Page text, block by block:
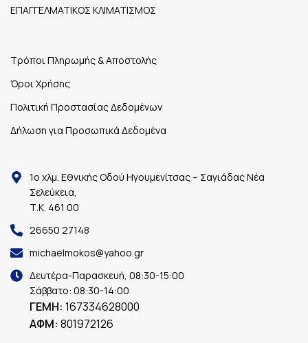
ΕΠΑΓΓΕΛΜΑΤΙΚΟΣ ΚΛΙΜΑΤΙΣΜΟΣ
Τρόποι Πληρωμής & Αποστολής
Όροι Χρήσης
Πολιτική Προστασίας Δεδομένων
Δήλωση για Προσωπικά Δεδομένα
1ο χλμ. Εθνικής Οδού Ηγουμενίτσας – Σαγιάδας Νέα
Σελεύκεια,
Τ.Κ. 461 00
26650 27148
michaelmokos@yahoo.gr
Δευτέρα-Παρασκευή, 08:30-15:00
Σάββατο: 08:30-14:00
ΓΕΜΗ: 167334628000
ΑΦΜ: 801972126